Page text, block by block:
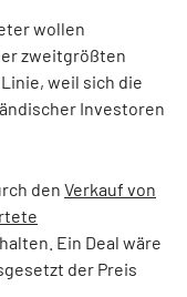
wollen
zweitgrößten
weil sich die
Investoren
den Verkauf von
Ein Deal wäre
der Preis